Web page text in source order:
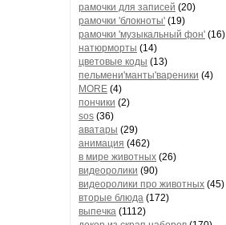
рамочки для записей (20)
рамочки 'блокноты' (19)
рамочки 'музыкальный фон' (16)
натюрморты (14)
цветовые коды (13)
пельмени'манты'вареники (4)
MORE (4)
пончики (2)
sos (36)
аватары (29)
анимация (462)
в мире животных (26)
видеоролики (90)
видеоролики про животных (45)
вторые блюда (172)
выпечка (1112)